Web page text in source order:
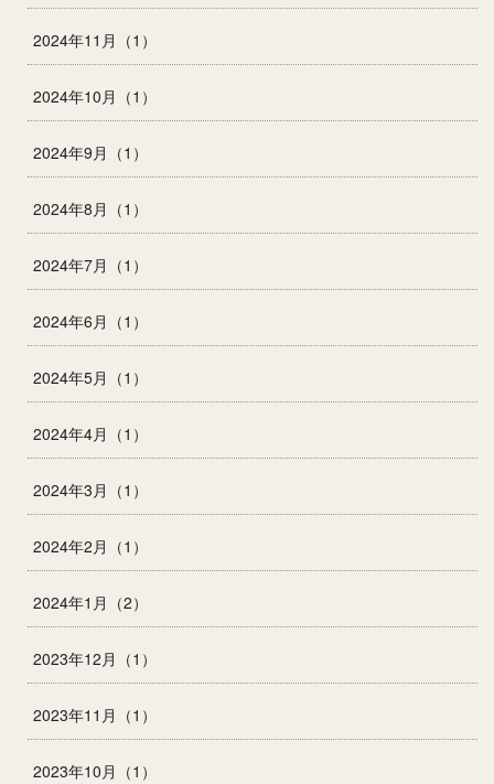
2024年11月（1）
2024年10月（1）
2024年9月（1）
2024年8月（1）
2024年7月（1）
2024年6月（1）
2024年5月（1）
2024年4月（1）
2024年3月（1）
2024年2月（1）
2024年1月（2）
2023年12月（1）
2023年11月（1）
2023年10月（1）